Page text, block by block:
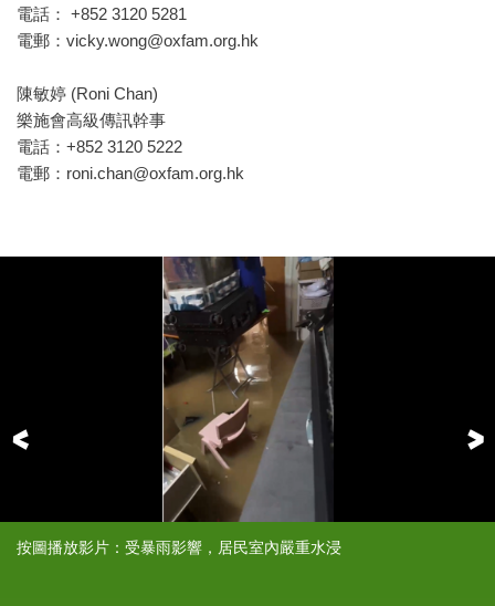
電話： +852 3120 5281
電郵： vicky.wong@oxfam.org.hk
陳敏婷 (Roni Chan)
樂施會高級傳訊幹事
電話：+852 3120 5222
電郵： roni.chan@oxfam.org.hk
Previous
按圖播放影片：受暴雨影響，居民室內嚴重水浸
按圖播放影片：受暴雨影響，居民室內嚴重水浸，居民忙於清理積
天花滲水，居民只能自行修補，解燃眉之急
按圖播放影片：天花木板不斷滲水